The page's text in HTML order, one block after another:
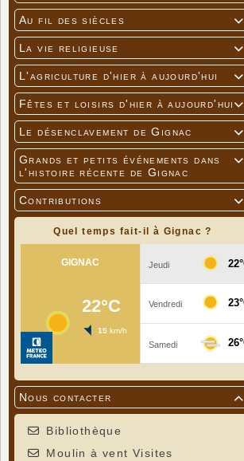

Au fil des siècles

La vie religieuse

L'agriculture d'hier à aujourd'hui

Fêtes et loisirs d'hier à aujourd'hui

Le désenclavement de Gignac

Grands et petits événements dans
l'histoire récente de Gignac

Contributions
Quel temps fait-il à Gignac ?

Nous contacter
Bibliothèque
Moulin à vent Visites